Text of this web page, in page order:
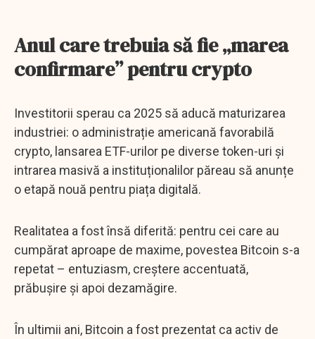
Anul care trebuia să fie „marea
confirmare” pentru crypto
Investitorii sperau ca 2025 să aducă maturizarea
industriei: o administrație americană favorabilă
crypto, lansarea ETF-urilor pe diverse token-uri și
intrarea masivă a instituționalilor păreau să anunțe
o etapă nouă pentru piața digitală.
Realitatea a fost însă diferită: pentru cei care au
cumpărat aproape de maxime, povestea Bitcoin s-a
repetat – entuziasm, creștere accentuată,
prăbușire și apoi dezamăgire.
În ultimii ani, Bitcoin a fost prezentat ca activ de